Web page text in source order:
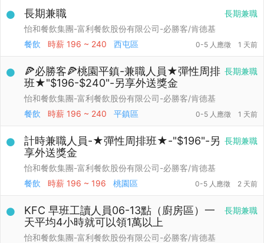
長期兼職
長期兼職
怡和餐飲集團-富利餐飲股份有限公司-必勝客/肯德基
餐飲
時薪 196 ~ 240 西屯區 0-5 人應徵 1 天前
長期兼職
🍕必勝客🍕桃園平鎮-兼職人員★彈性周排
班★"$196-$240"-另享外送獎金
怡和餐飲集團-富利餐飲股份有限公司-必勝客/肯德基
餐飲
時薪 196 ~ 240 平鎮區 0-5 人應徵 1 天前
長期兼職
計時兼職人員-★彈性周排班★-"$196"-另
享外送獎金
怡和餐飲集團-富利餐飲股份有限公司-必勝客/肯德基
餐飲
時薪 196 ~ 196 桃園區 0-5 人應徵 2 天前
長期兼職
KFC 早班工讀人員06-13點（廚房區）一
天平均4小時就可以領1萬以上
怡和餐飲集團-富利餐飲股份有限公司-必勝客/肯德基